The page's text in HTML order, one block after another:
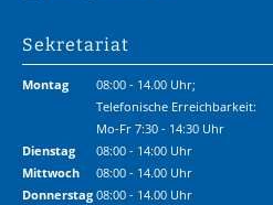
Sekretariat
Montag
08:00 - 14.00 Uhr;
Telefonische Erreichbarkeit:
Mo-Fr 7:30 - 14:30 Uhr
Dienstag
08:00 - 14:00 Uhr
Mittwoch
08:00 - 14.00 Uhr
Donnerstag 08:00 - 14.00 Uhr